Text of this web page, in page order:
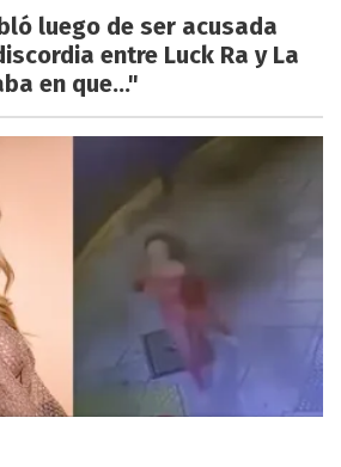
luego de ser acusada
entre Luck Ra y La
en que..."